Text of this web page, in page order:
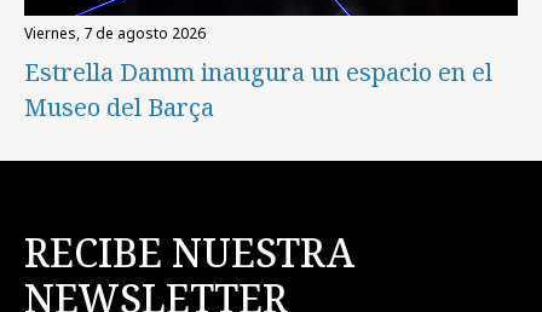
viernes, 7 de agosto 2026
Estrella Damm inaugura un espacio en el
Museo del Barça
RECIBE NUESTRA
NEWSLETTER